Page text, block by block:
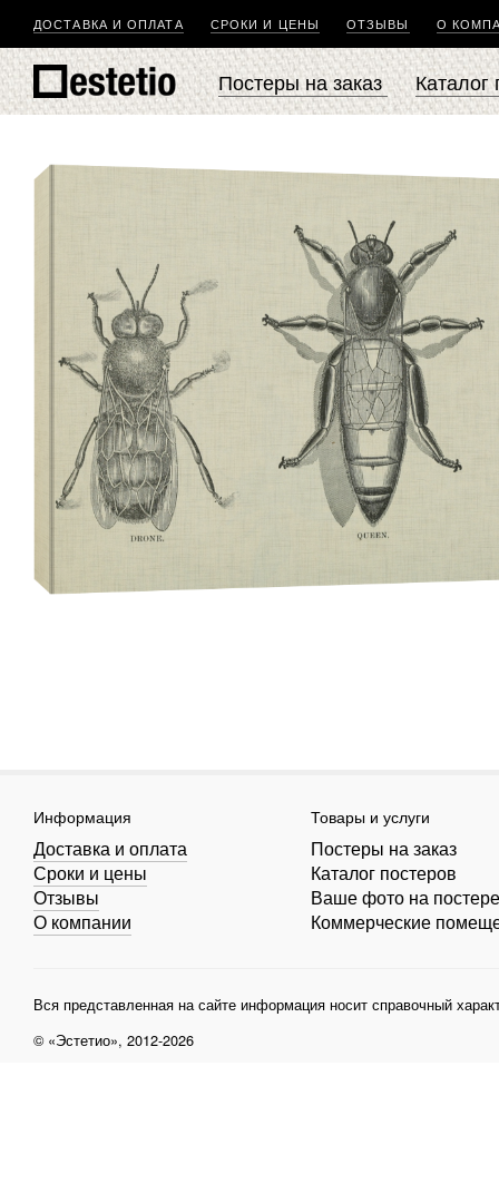
ДОСТАВКА И ОПЛАТА СРОКИ И ЦЕНЫ ОТЗЫВЫ О
Постеры на заказ Каталог
Информация
Доставка и оплата
Сроки и цены
Отзывы
О компании
Товары и услуги
Постеры на заказ
Каталог постеров
Ваше фото на постере
Коммерческие
Вся представленная на сайте информация носит справочный
© «Эстетио», 2012-2026